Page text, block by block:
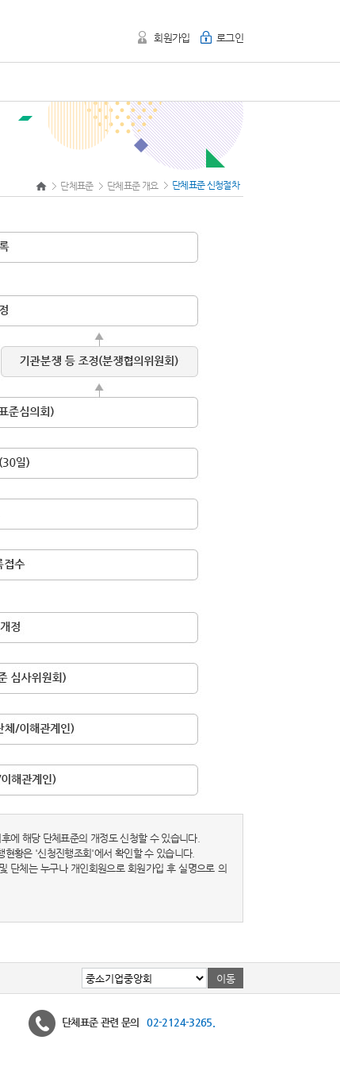
회원가입 로그인
단체표준 단체표준 개요 단체표준 신청절차
에 해당 단체표준의 개정도 신청할 수 있습니다.
황은 '신청진행조회'에서 확인할 수 있습니다.
단체는 누구나 개인회원으로 회원가입 후 실명으로 의
단체표준 관련 문의 02-2124-3265.